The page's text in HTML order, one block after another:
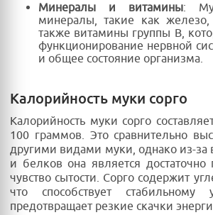
Минералы и витамины:
минералы, такие как
также витамины группы B,
функционирование нервной
и общее состояние организма.
Калорийность муки сорго
Калорийность муки сорго
100 граммов. Это сравнительно
другими видами муки, однако из-за
и белков она является достаточно
чувство сытости. Сорго содержит
что способствует
предотвращает резкие скачки